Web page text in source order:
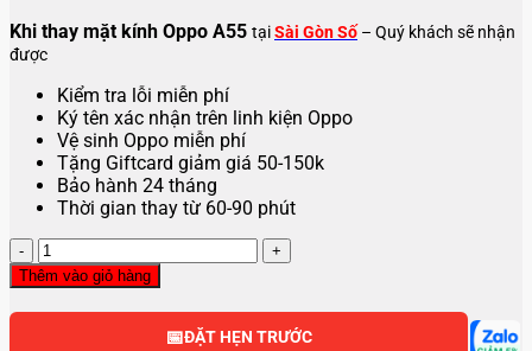
Khi thay mặt kính Oppo A55 tạiSài Gòn Số – Quý khách sẽ nhận
được
Kiểm tra lỗi miễn phí
Ký tên xác nhận trên linh kiện Oppo
Vệ sinh Oppo miễn phí
Tặng Giftcard giảm giá 50-150k
Bảo hành 24 tháng
Thời gian thay từ 60-90 phút
Thay
mặt
kính
Oppo
Thêm vào giỏ hàng
📅ĐẶT HẸN TRƯỚC